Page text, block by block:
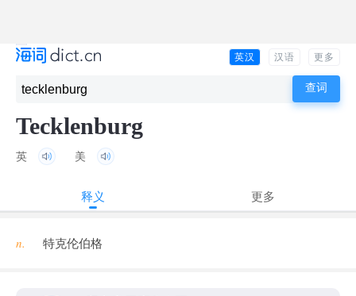
英汉 汉语 更多
Tecklenburg
英 美
释义 更多
n. 特克伦伯格